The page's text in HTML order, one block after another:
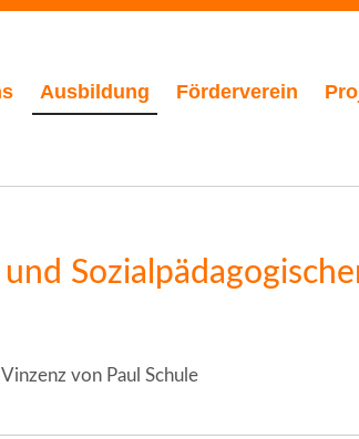
Ausbildung Förderverein
von Paul Schule